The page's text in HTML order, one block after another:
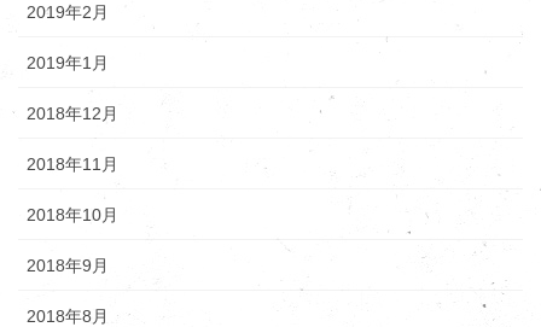
2019年2月
2019年1月
2018年12月
2018年11月
2018年10月
2018年9月
2018年8月